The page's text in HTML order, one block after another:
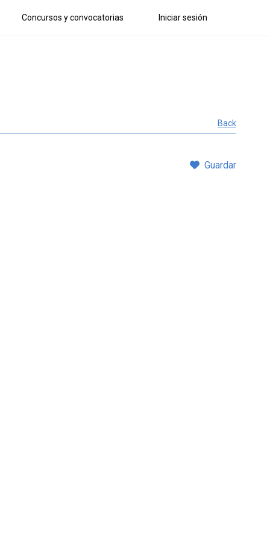
Concursos y convocatorias Iniciar sesión
Back
Guardar